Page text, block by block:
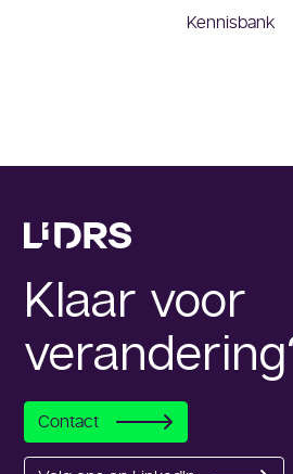
Kennisbank
Klaar voor
Contact